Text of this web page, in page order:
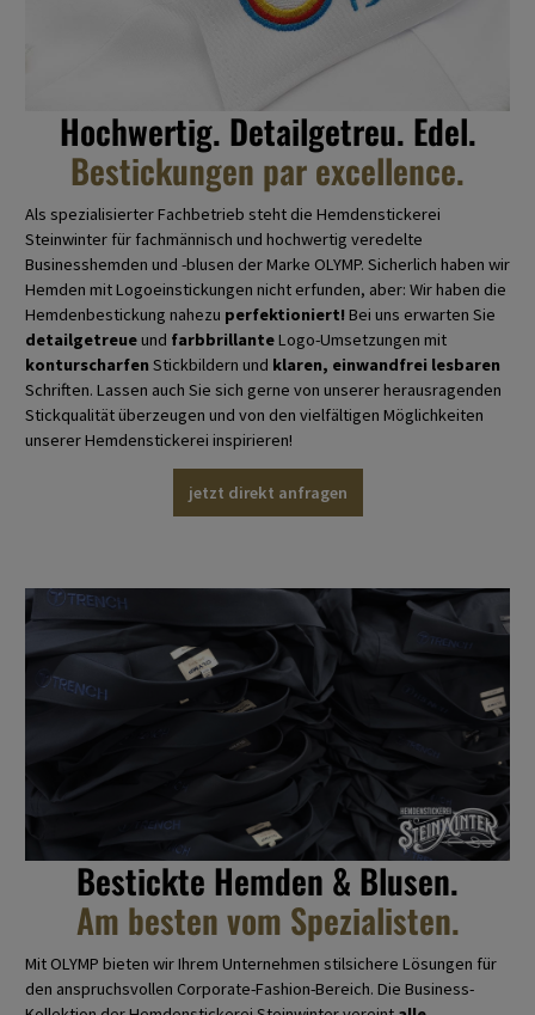
Hochwertig. Detailgetreu. Edel.
Bestickungen par excellence.
Als spezialisierter Fachbetrieb steht die Hemdenstickerei
Steinwinter für fachmännisch und hochwertig veredelte
Businesshemden und -blusen der Marke OLYMP. Sicherlich haben wir
Hemden mit Logoeinstickungen nicht erfunden, aber: Wir haben die
Hemdenbestickung nahezu perfektioniert! Bei uns erwarten Sie
detailgetreueund farbbrillanteLogo-Umsetzungen mit
konturscharfen Stickbildern und klaren, einwandfrei lesbaren
Schriften. Lassen auch Sie sich gerne von unserer herausragenden
Stickqualität überzeugen und von den vielfältigen Möglichkeiten
unserer Hemdenstickerei inspirieren!
jetzt direkt anfragen
Bestickte Hemden & Blusen.
Am besten vom Spezialisten.
Mit OLYMP bieten wir Ihrem Unternehmen stilsichere Lösungen für
den anspruchsvollen Corporate-Fashion-Bereich. Die Business-